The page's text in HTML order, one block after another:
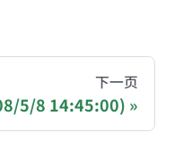
Chinese blogger
keep this site
下一页
5/8 14:45:00)